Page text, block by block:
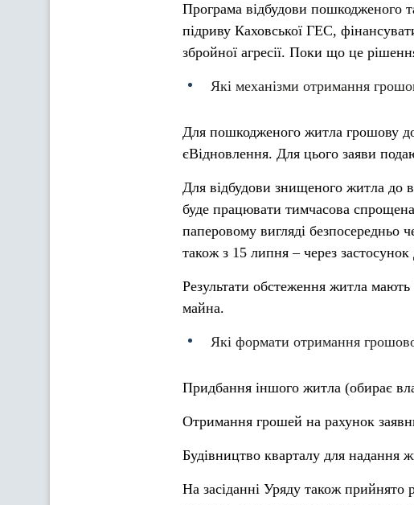
Програма відбудови пошкодженого
підриву Каховської ГЕС,
збройної агресії. Поки що це
Які механізми отримання
Для пошкодженого житла грошову
єВідновлення. Для цього заяви
Для відбудови знищеного житла до
буде працювати тимчасова
паперовому вигляді безпосередньо
також з 15 липня – через застосунок
Результати обстеження житла
майна.
Які формати отримання
Придбання іншого житла (обирає
Отримання грошей на рахунок
Будівництво кварталу для надання
На засіданні Уряду також